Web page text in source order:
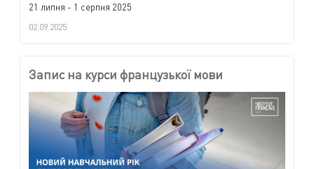
21 липня - 1 серпня 2025
02.09.2025
Запис на курси французької мови